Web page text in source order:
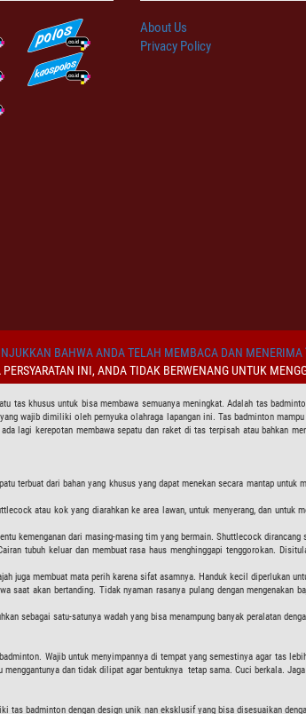
About Us
Privacy Policy
BAHWA ANDA TELAH MEMBACA DAN MENERIMA
INI, ANDA TIDAK BERWENANG UNTUK
tas khusus untuk bisa membawa semuanya meningkat. Adalah tas
wajib dimiliki oleh pernyuka olahraga lapangan ini. Tas badminton
lagi kerepotan membawa sepatu dan raket di tas terpisah atau bahkan
terbuat dari bahan yang khusus yang dapat menekan secara mantap
atau kok yang diarahkan ke area lawan, untuk menyerang, dan untuk
kemenganan dari masing-masing tim yang bermain. Shuttlecock
tubuh keluar dan membuat rasa haus menghinggapi tenggorokan.
juga membuat mata perih karena sifat asamnya. Handuk kecil diperlukan
akan bertanding. Tidak nyaman rasanya pulang dengan mengenakan
sebagai satu-satunya wadah yang bisa menampung banyak peralatan
Wajib untuk menyimpannya di tempat yang semestinya agar tas
dan tidak dilipat agar bentuknya tetap sama. Cuci berkala.
badminton dengan design unik nan eksklusif yang bisa disesuaikan